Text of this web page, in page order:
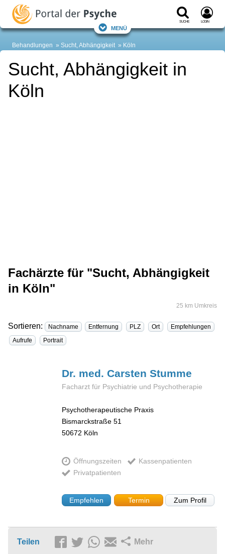
Suche Login
Menü
Behandlungen Sucht, Abhängigkeit Köln
Sucht, Abhängigkeit in
Köln
Fachärzte für "Sucht, Abhängigkeit
in Köln"
25 km Umkreis
Sortieren: Nachname Entfernung PLZ Ort
Empfehlungen
Aufrufe
Portrait
Dr. med. CarstenStumme
Facharzt für Psychiatrie und Psychotherapie
Psychotherapeutische Praxis
Bismarckstraße 51
50672 Köln
Öffnungszeiten
Kassenpatienten
Privatpatienten
Empfehlen Termin Zum Profil
Teilen Mehr